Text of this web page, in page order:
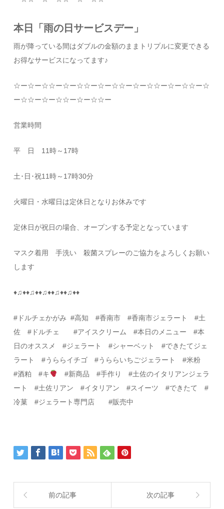
本日「雨の日サービスデー」
雨が降っている間はダブルの金額のままトリプルに変更できる
お得なサービスになってます♪
☆ー☆ー☆☆ー☆ー☆☆ー☆ー☆☆ー☆ー☆☆ー☆ー☆☆ー☆
ー☆☆ー☆ー☆☆ー☆ー☆☆ー
営業時間
平 日 11時～ 17時
土･日･祝11時～ 17時30分
火曜日・水曜日は定休日となりお休みです
定休日が祝日の場合、オープンする予定となっています
マスク着用 手洗い 殺菌スプレーのご協力をよろしくお願い
します
♦♫♦♦♫♦♦♫♦♦♫♦♦♫♦♦
# ドルチェかがみ #高知#香南市 #香南市ジェラート #土
佐# ドルチェ#アイスクリーム#本日のメニュー#本
日のオススメ#ジェラート#シャーベット#できたてジェ
ラート #うららイチゴ #うららいちごジェラート #米粉
#酒粕 #キ
#新商品#手作り#土佐のイタリアンジェラ
ート#土佐リアン#イタリアン#スイーツ #できたて#
冷菓#ジェラート専門店#販売中
前の記事 次の記事